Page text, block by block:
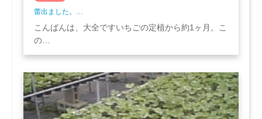
蕾出ました。…
こんばんは、大全ですいちごの定植から約1ヶ月。こ
の…